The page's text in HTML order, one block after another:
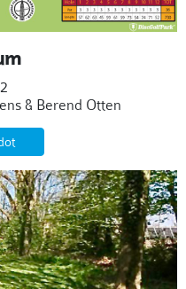
& Berend Otten